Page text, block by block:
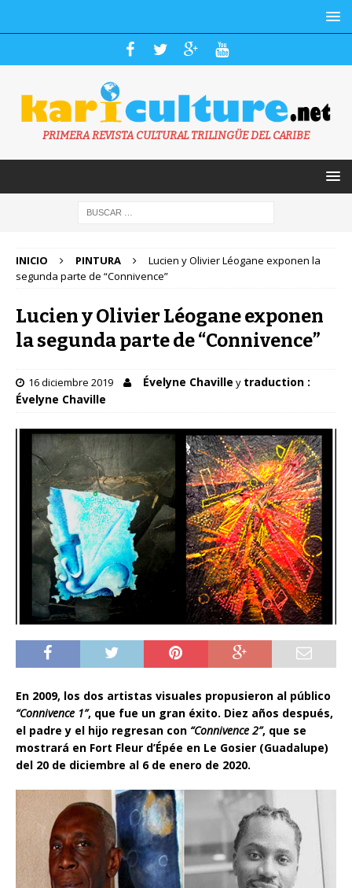
PRIMERA REVISTA CULTURAL TRILINGÜE DEL CARIBE
INICIO PINTURA
Lucien y Olivier Léogane exponen la
segunda parte de “Connivence”
Lucien y Olivier Léogane exponen
la segunda parte de “Connivence”
16 diciembre 2019 Évelyne Chaville y traduction :
Évelyne Chaville
En 2009, los dos artistas visuales propusieron al público
“Connivence 1”, que fue un gran éxito. Diez años después,
el padre y el hijo regresan con “Connivence 2”, que se
mostrará en Fort Fleur d’Épée en Le Gosier (Guadalupe)
del 20 de diciembre al 6 de enero de 2020.